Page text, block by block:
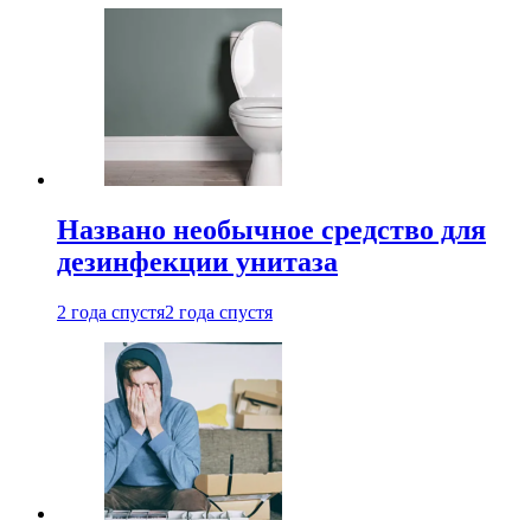
Названо необычное средство для
дезинфекции унитаза
2 года спустя2 года спустя